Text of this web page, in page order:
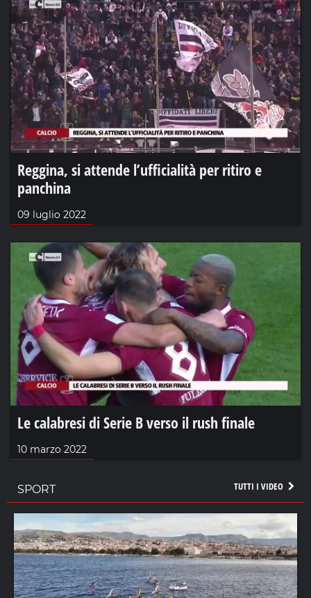
Reggina, si attende l’ufficialità per ritiro e
panchina
09 luglio 2022
Le calabresi di Serie B verso il rush finale
10 marzo 2022
TUTTI I VIDEO
SPORT